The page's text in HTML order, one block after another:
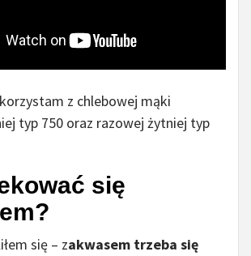
z chlebowej mąki
typ 750 oraz razowej żytniej typ
się
się – zakwasem trzeba się